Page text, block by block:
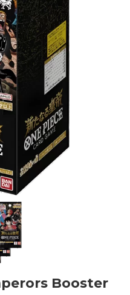
Booster